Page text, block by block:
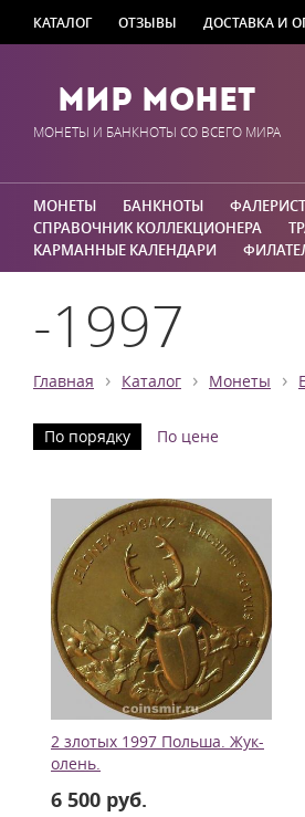
КАТАЛОГ ОТЗЫВЫ ДОСТАВКА И
Мир Монет
МОНЕТЫ И БАНКНОТЫ СО ВСЕГО МИРА
МОНЕТЫ БАНКНОТЫ
СПРАВОЧНИК КОЛЛЕКЦИОНЕРА
КАРМАННЫЕ КАЛЕНДАРИ
-1997
Главная › Каталог › Монеты ›
По порядку По цене
2 злотых 1997 Польша. Жук-
олень.
6 500 руб.